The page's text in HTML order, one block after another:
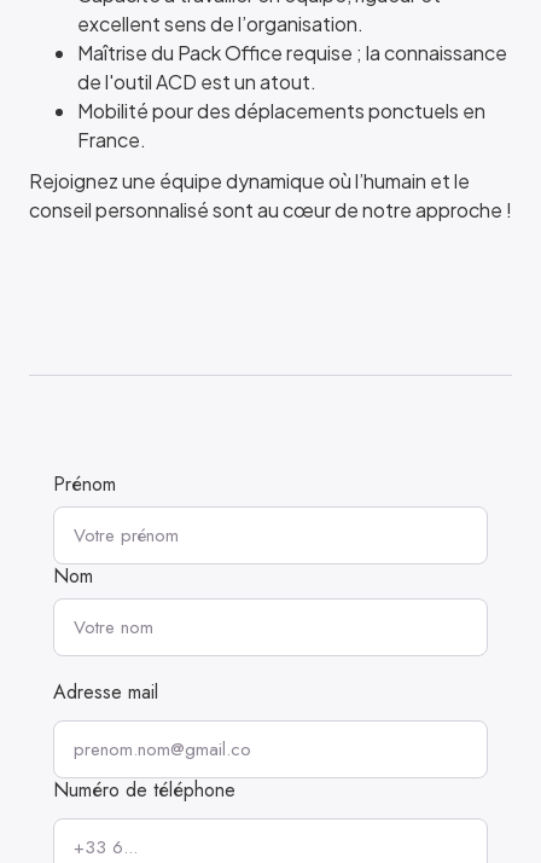
excellent sens de l’organisation.
Maîtrise du Pack Office requise ; la connaissance
de l'outil ACD est un atout.
Mobilité pour des déplacements ponctuels en
France.
Rejoignez une équipe dynamique où l’humain et le
conseil personnalisé sont au cœur de notre approche !
Prénom
Nom
Adresse mail
Numéro de téléphone